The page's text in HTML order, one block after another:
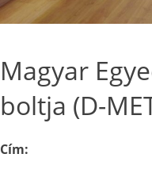
Magyar
boltja (D-
Cím: